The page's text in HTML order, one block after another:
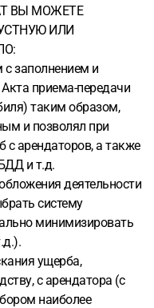
ВЫ МОЖЕТЕ
ИЛИ
заполнением и
приема-передачи
таким образом,
и позволял при
с арендаторов, а также
и т.д.
деятельности
систему
минимизировать
ущерба,
с арендатора (с
наиболее